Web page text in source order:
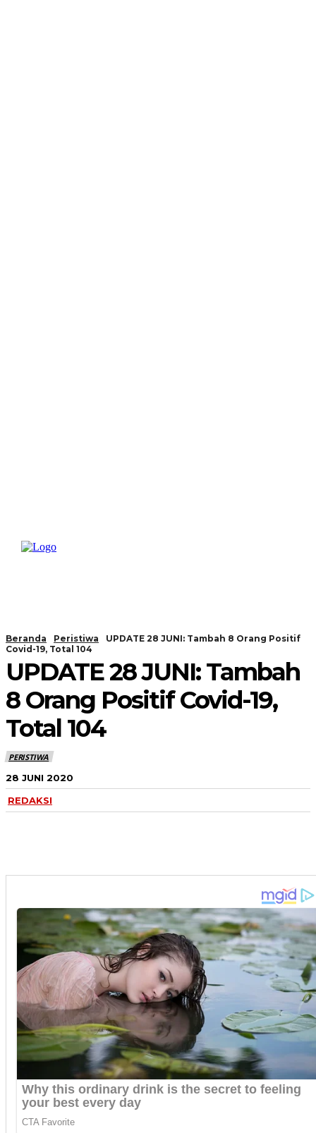
Beranda Peristiwa
UPDATE 28 JUNI: Tambah 8 Orang Positif
Covid-19, Total 104
UPDATE 28 JUNI: Tambah
8 Orang Positif Covid-19,
Total 104
PERISTIWA
28 JUNI 2020
REDAKSI